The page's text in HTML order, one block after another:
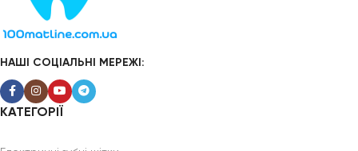
НАШІ СОЦІАЛЬНІ МЕРЕЖІ:
КАТЕГОРІЇ